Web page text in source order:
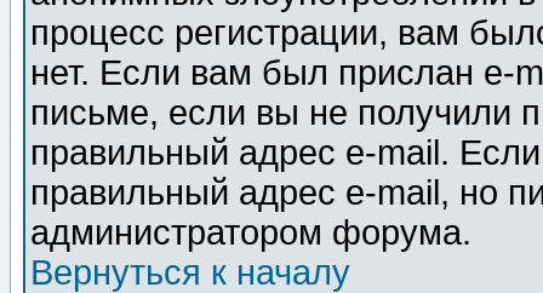
процесс регистрации, вам
нет. Если вам был прислан e-
письме, если вы не получили
правильный адрес e-mail.
правильный адрес e-mail, но
администратором форума.
Вернуться к началу